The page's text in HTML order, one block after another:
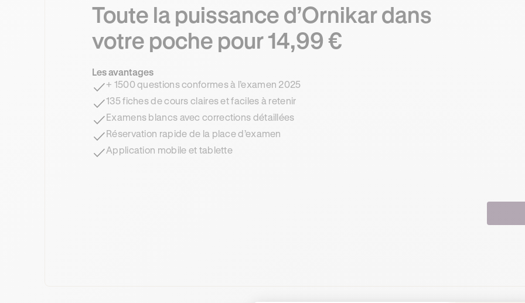
Toute la puissance d’Ornikar dans
votre poche pour 14,99 €
Les avantages
+ 1500 questions conformes à l’examen 2025
135 fiches de cours claires et faciles à retenir
Examens blancs avec corrections détaillées
Réservation rapide de la place d’examen
Application mobile et tablette